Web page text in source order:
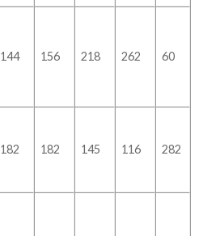
144 156 218 262 60
182 182 145 116 282